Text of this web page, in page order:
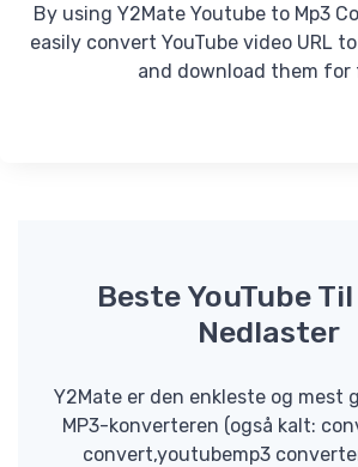
By using Y2Mate Youtube to Mp3
easily convert YouTube video URL
and download them for
Beste YouTube
Nedlaster
Y2Mate er den enkleste og mest
MP3-konverteren (også kalt:
convert,youtubemp3